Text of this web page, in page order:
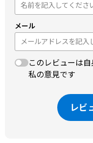
メール
このレビューは自
私の意見です
レビ